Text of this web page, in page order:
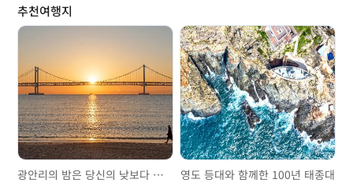
추천여행지
광안리의 밤은 당신의 낮보다 아름답다 영도 등대와 함께한 100년 태종대